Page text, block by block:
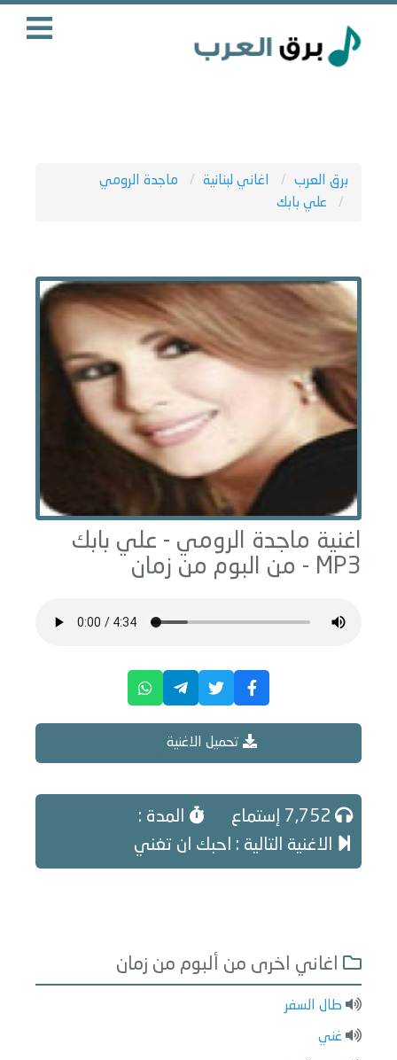
برق العرب اغاني لبنانية
ماجدة الرومي
علي بابك
اغنية ماجدة الرومي - علي بابك
MP3 - من البوم
من زمان
تحميل الاغنية
المدة :
الاغنية التالية : احبك ان تغني
اغاني اخرى من ألبوم من زمان
طال السفر
غني